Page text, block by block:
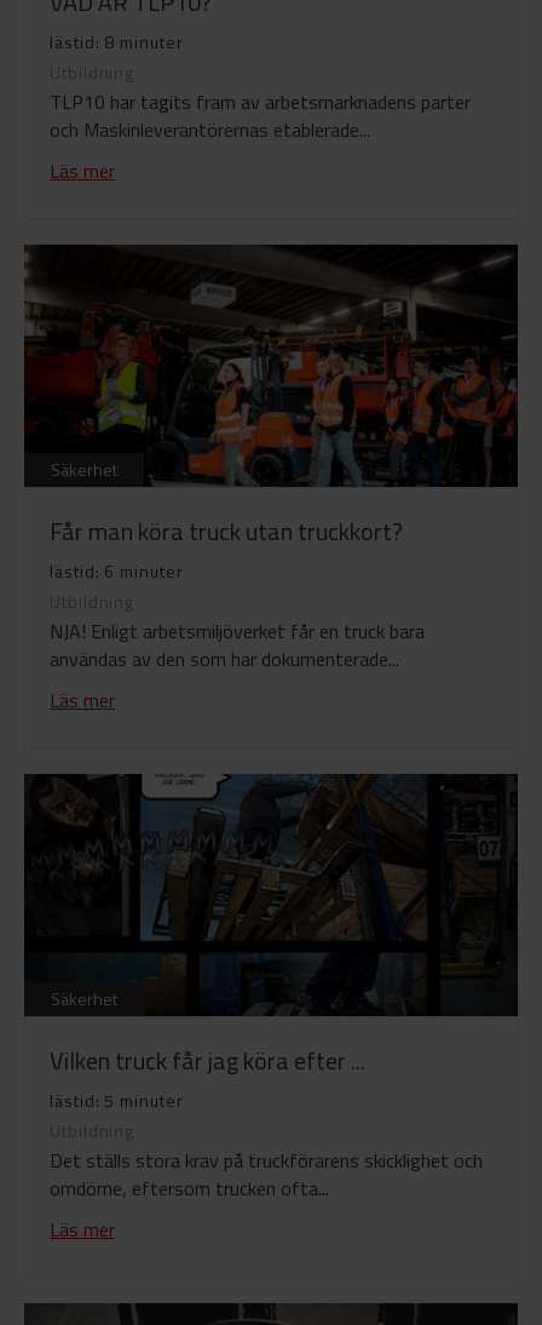
lästid: 8 minuter
Utbildning
TLP10 har tagits fram av arbetsmarknadens parter
och Maskinleverantörernas etablerade...
Läs mer
Säkerhet
Får man köra truck utan truckkort?
lästid: 6 minuter
Utbildning
NJA! Enligt arbetsmiljöverket får en truck bara
användas av den som har dokumenterade...
Läs mer
Säkerhet
Vilken truck får jag köra efter ...
lästid: 5 minuter
Utbildning
Det ställs stora krav på truckförarens skicklighet och
omdöme, eftersom trucken ofta...
Läs mer